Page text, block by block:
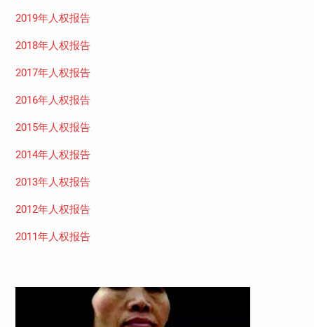
2019年人权报告
2018年人权报告
2017年人权报告
2016年人权报告
2015年人权报告
2014年人权报告
2013年人权报告
2012年人权报告
2011年人权报告